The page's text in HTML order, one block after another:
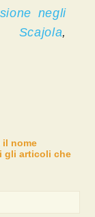
negli
,
il nome
gli articoli che